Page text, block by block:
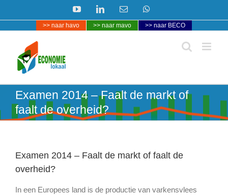
YouTubeLinkedInE-
>> naar havo >> naar mavo >> naar BECO
Examen 2014 – Faalt de markt of
faalt de overheid?
Examen 2014 – Faalt de markt of faalt de
overheid?
In een Europees land is de productie van varkensvlees